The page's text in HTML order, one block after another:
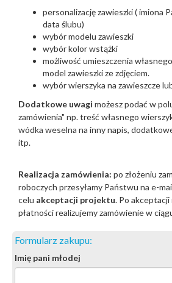
personalizację zawieszki ( imiona
data ślubu)
wybór modelu zawieszki
wybór kolor wstążki
możliwość umieszczenia
model zawieszki ze zdjęciem.
wybór wierszyka na zawieszcze
Dodatkowe uwagi możesz podać w
zamówienia" np. treść własnego
wódka weselna na inny napis,
itp.
Realizacja zamówienia: po złożeniu
roboczych przesyłamy Państwu na e-
celu akceptacji projektu. Po akceptacji
płatności realizujemy zamówienie w
Formularz zakupu:
Imię pani młodej